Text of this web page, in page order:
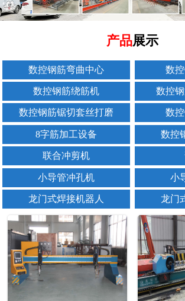
产品展示
数控钢筋弯曲中心 数
数控钢筋绕筋机 数控
数控钢筋锯切套丝打磨 数
8字筋加工设备 数控
联合冲剪机
小导管冲孔机 小
龙门式焊接机器人 龙门